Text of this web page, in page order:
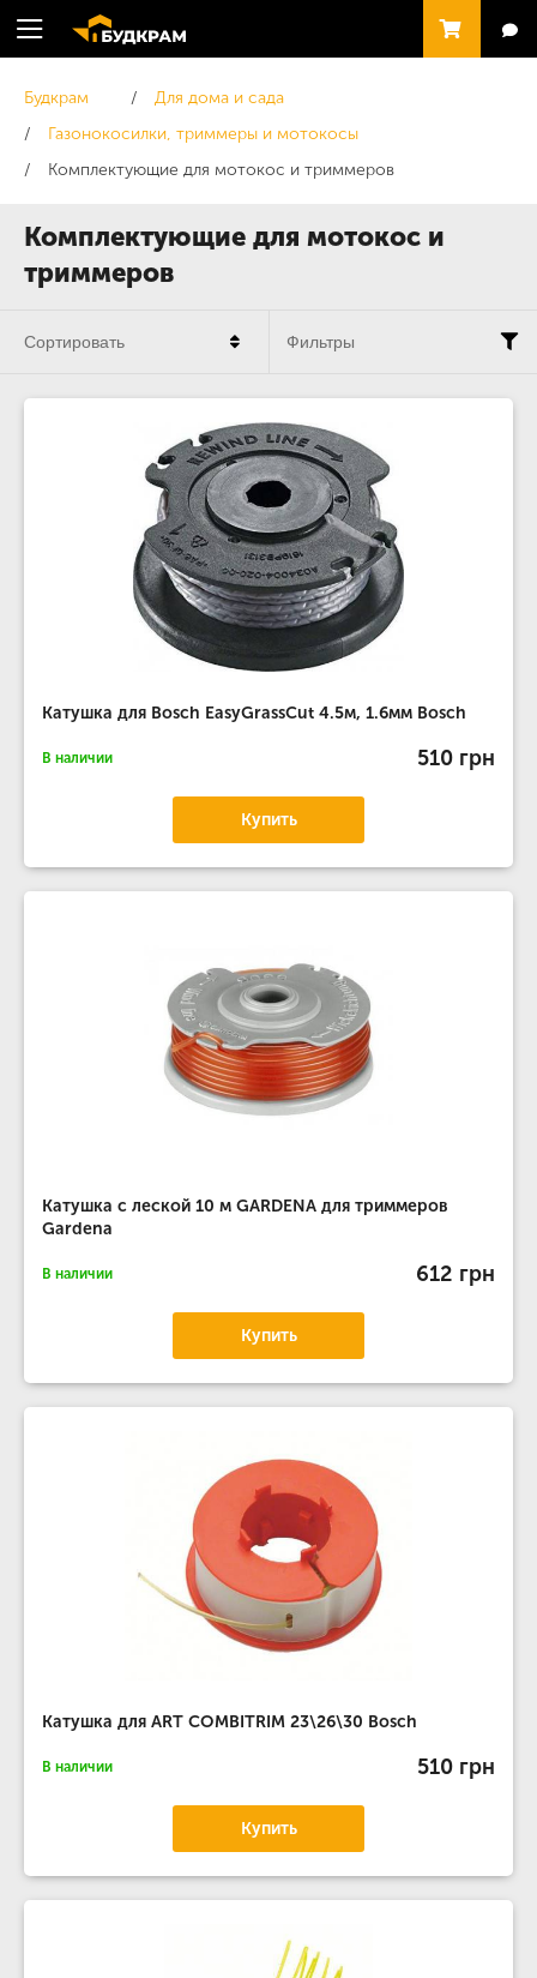
Комплектующие для мотокос и
триммеров
Будкрам
Для дома и сада
Газонокосилки, триммеры и мотокосы
Комплектующие для мотокос и триммеров
Катушка для Bosch EasyGrassCut 4.5м, 1.6мм Bosch
В наличии 510 грн
Купить
Катушка с леской 10 м GARDENA для триммеров
Gardena
В наличии 612 грн
Купить
Катушка для ART COMBITRIM 23\26\30 Bosch
В наличии 510 грн
Купить
Сортировать Фильтры